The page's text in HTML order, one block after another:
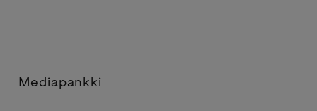
Mediapankki